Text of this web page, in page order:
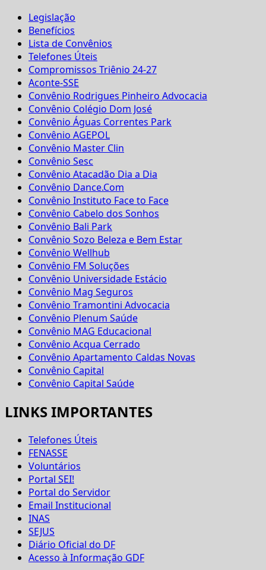
Legislação
Benefícios
Lista de Convênios
Telefones Úteis
Compromissos Triênio 24-27
Aconte-SSE
Convênio Rodrigues Pinheiro Advocacia
Convênio Colégio Dom José
Convênio Águas Correntes Park
Convênio AGEPOL
Convênio Master Clin
Convênio Sesc
Convênio Atacadão Dia a Dia
Convênio Dance.Com
Convênio Instituto Face to Face
Convênio Cabelo dos Sonhos
Convênio Bali Park
Convênio Sozo Beleza e Bem Estar
Convênio Wellhub
Convênio FM Soluções
Convênio Universidade Estácio
Convênio Mag Seguros
Convênio Tramontini Advocacia
Convênio Plenum Saúde
Convênio MAG Educacional
Convênio Acqua Cerrado
Convênio Apartamento Caldas Novas
Convênio Capital
Convênio Capital Saúde
LINKS IMPORTANTES
Telefones Úteis
FENASSE
Voluntários
Portal SEI!
Portal do Servidor
Email Institucional
INAS
SEJUS
Diário Oficial do DF
Acesso à Informação GDF